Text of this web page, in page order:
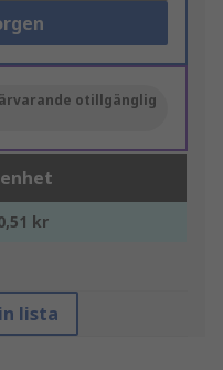
otillgänglig
kr
lista